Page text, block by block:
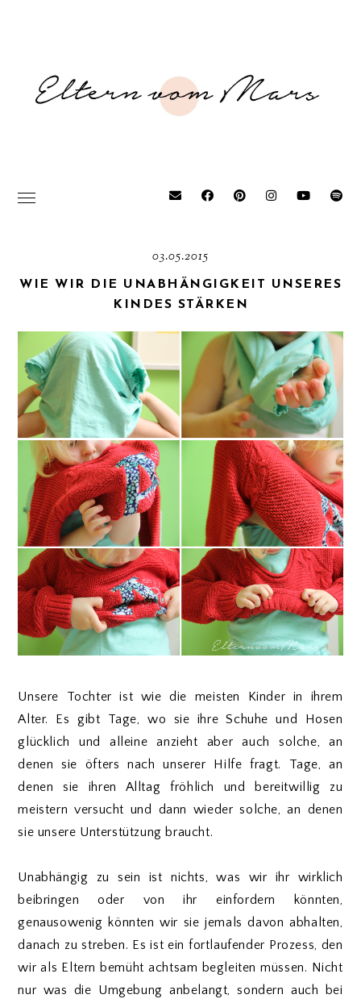
03.05.2015
WIE WIR DIE UNABHÄNGIGKEIT UNSERES
KINDES STÄRKEN
Unsere Tochter ist wie die meisten Kinder in ihrem
Alter. Es gibt Tage, wo sie ihre Schuhe und Hosen
glücklich und alleine anzieht aber auch solche, an
denen sie öfters nach unserer Hilfe fragt. Tage, an
denen sie ihren Alltag fröhlich und bereitwillig zu
meistern versucht und dann wieder solche, an denen
sie unsere Unterstützung braucht.
Unabhängig zu sein ist nichts, was wir ihr wirklich
beibringen oder von ihr einfordern könnten,
genausowenig könnten wir sie jemals davon abhalten,
danach zu streben. Es ist ein fortlaufender Prozess, den
wir als Eltern bemüht achtsam begleiten müssen. Nicht
nur was die Umgebung anbelangt, sondern auch bei